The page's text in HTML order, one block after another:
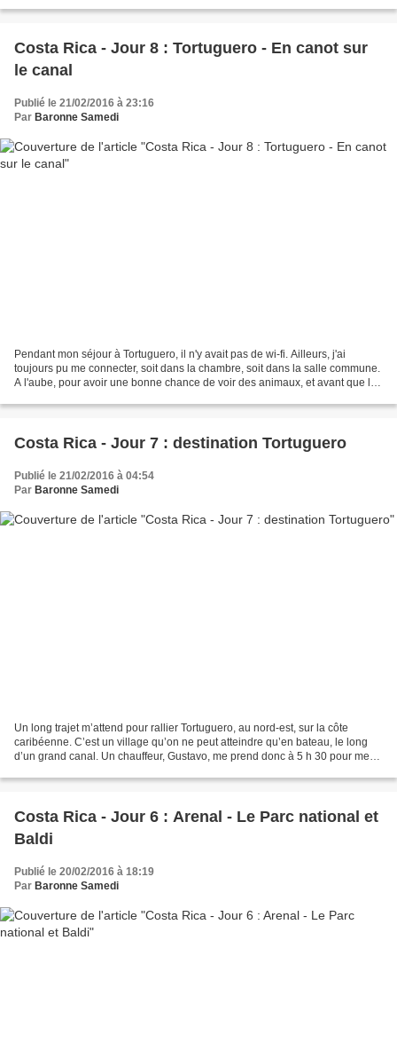
Costa Rica - Jour 8 : Tortuguero - En canot sur
le canal
Publié le 21/02/2016 à 23:16
Par Baronne Samedi
Pendant mon séjour à Tortuguero, il n'y avait pas de wi-fi. Ailleurs, j'ai
toujours pu me connecter, soit dans la chambre, soit dans la salle commune.
A l'aube, pour avoir une bonne chance de voir des animaux, et avant que le
Costa Rica - Jour 7 : destination Tortuguero
Publié le 21/02/2016 à 04:54
Par Baronne Samedi
Un long trajet m’attend pour rallier Tortuguero, au nord-est, sur la côte
caribéenne. C’est un village qu’on ne peut atteindre qu’en bateau, le long
d’un grand canal. Un chauffeur, Gustavo, me prend donc à 5 h 30 pour me
Costa Rica - Jour 6 : Arenal - Le Parc national et
Baldi
Publié le 20/02/2016 à 18:19
Par Baronne Samedi